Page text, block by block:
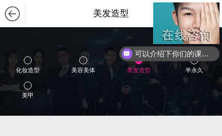
美发造型
化妆造型 美容美体 美发造型 半永久
美甲
可以介绍下你们的课程么？